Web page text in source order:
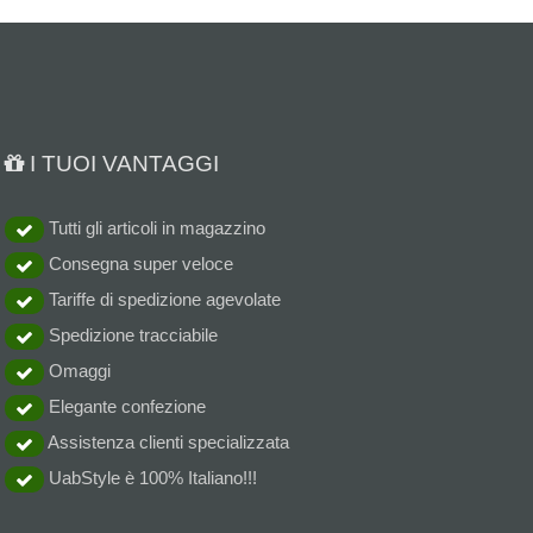
I TUOI VANTAGGI
Tutti gli articoli in magazzino
Consegna super veloce
Tariffe di spedizione agevolate
Spedizione tracciabile
Omaggi
Elegante confezione
Assistenza clienti specializzata
UabStyle è 100% Italiano!!!